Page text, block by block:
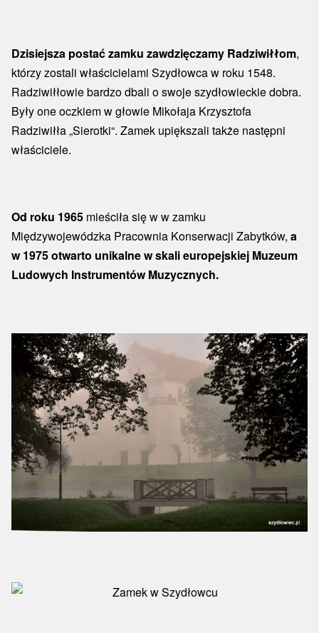
Dzisiejsza postać zamku zawdzięczamy Radziwiłłom,
którzy zostali właścicielami Szydłowca w roku 1548.
Radziwiłłowie bardzo dbali o swoje szydłowieckie dobra.
Były one oczkiem w głowie Mikołaja Krzysztofa
Radziwiłła „Sierotki“. Zamek upiększali także następni
właściciele.
Od roku 1965 mieściła się w w zamku
Międzywojewódzka Pracownia Konserwacji Zabytków, a
w 1975 otwarto unikalne w skali europejskiej Muzeum
Ludowych Instrumentów Muzycznych.